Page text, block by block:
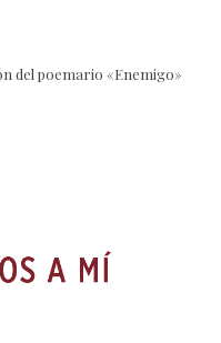
del poemario «Enemigo»